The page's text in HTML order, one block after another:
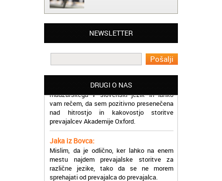
NEWSLETTER
DRUGI O NAS
Matjaž iz Ajdovščine:
Lahko pohvalim vse zaposlene v Akademiji
Oxford, ker so resnično profesionalni in
prevajalske storitve opravljajo hitro in
učinkoviti.
vam rečem, da sem pozitivno presenečena
nad hitrostjo in kakovostjo storitve
prevajalcev Akademije Oxford.
Jaka iz Bovca:
Mislim, da je odlično, ker lahko na enem
mestu najdem prevajalske storitve za
različne jezike, tako da se ne morem
sprehajati od prevajalca do prevajalca.